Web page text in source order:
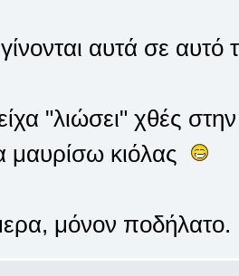
αυτά σε
"λιώσει" χθές
μαυρίσω κιόλας
μόνον